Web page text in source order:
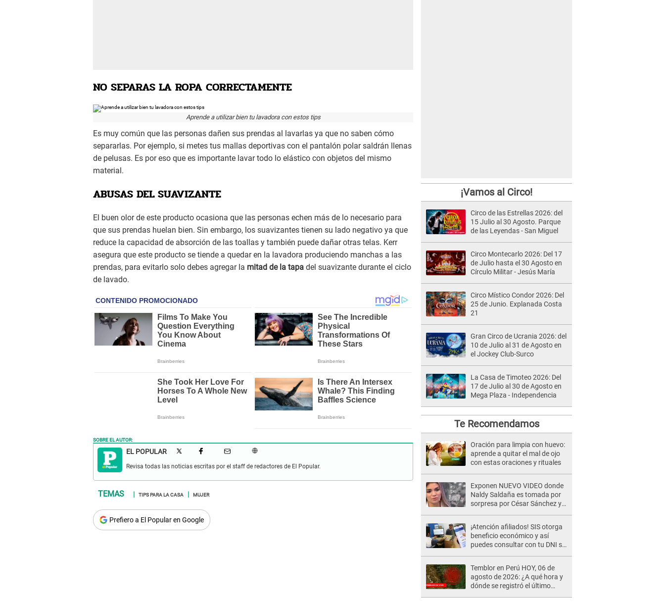
NO SEPARAS LA ROPA CORRECTAMENTE
Aprende a utilizar bien tu lavadora con estos tips
Es muy común que las personas dañen sus prendas al lavarlas ya que no saben cómo
separarlas. Por ejemplo, si metes tus mallas deportivas con el pantalón polar saldrán llenas
de pelusas. Es por eso que es importante lavar todo lo elástico con objetos del mismo
material.
ABUSAS DEL SUAVIZANTE
El buen olor de este producto ocasiona que las personas echen más de lo necesario para
que sus prendas huelan bien. Sin embargo, los suavizantes tienen su lado negativo ya que
reduce la capacidad de absorción de las toallas y también puede dañar otras telas. Kerr
asegura que este producto se tiende a quedar en la lavadora produciendo manchas a las
prendas, para evitarlo solo debes agregar la mitad de la tapa del suavizante durante el ciclo
de lavado.
SOBRE EL AUTOR:
EL POPULAR
Revisa todas las noticias escritas por el staff de redactores de El Popular.
TIPS PARA LA CASA MUJER
Prefiero a El Popular en Google
¡Vamos al Circo!
Circo de las Estrellas 2026: del
15 Julio al 30 Agosto. Parque
de las Leyendas - San Miguel
Circo Montecarlo 2026: Del 17
de Julio hasta el 30 Agosto en
Círculo Militar - Jesús María
Circo Místico Condor 2026: Del
25 de Junio. Explanada Costa
21
Gran Circo de Ucrania 2026: del
10 de Julio al 31 de Agosto en
el Jockey Club-Surco
La Casa de Timoteo 2026: Del
17 de Julio al 30 de Agosto en
Mega Plaza - Independencia
Te Recomendamos
Oración para limpia con huevo:
aprende a quitar el mal de ojo
con estas oraciones y rituales
Exponen NUEVO VIDEO donde
Naldy Saldaña es tomada por
sorpresa por César Sánchez y
¡Atención afiliados! SIS otorga
beneficio económico y así
puedes consultar con tu DNI si
Temblor en Perú HOY, 06 de
agosto de 2026: ¿A qué hora y
dónde se registró el último